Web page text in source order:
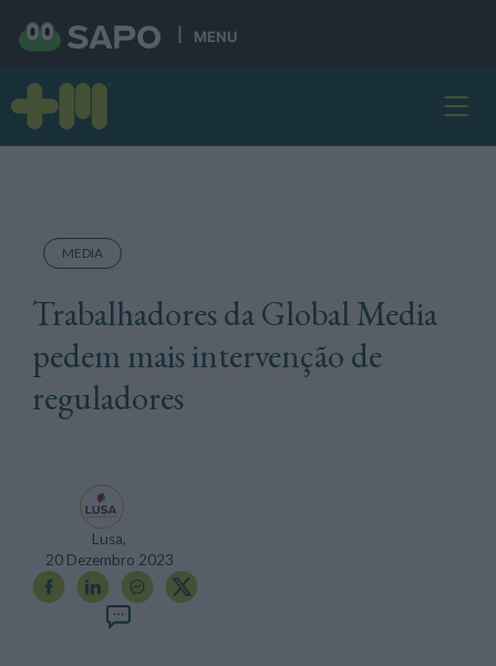
MENU
MEDIA
Trabalhadores da Global Media
pedem mais intervenção de
reguladores
Lusa,
20 Dezembro 2023